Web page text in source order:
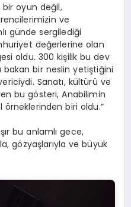
bir oyun değil,
ve
günde sergilediği
değerlerine olan
oldu. 300 kişilik bu dev
bir neslin yetiştiğini
Sanatı, kültürü ve
bu gösteri, Anabilimin
örneklerinden biri oldu.”
bu anlamlı gece,
gözyaşlarıyla ve büyük